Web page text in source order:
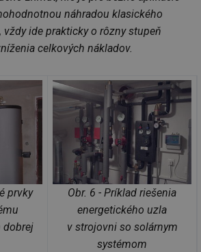
náhradou klasického
ide prakticky o rôzny stupeň
celkových nákladov.
prvky
dobrej
Obr. 6 - Príklad riešenia
energetického uzla
v strojovni so solárnym
systémom